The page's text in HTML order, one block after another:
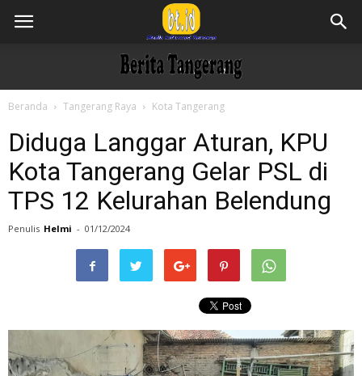
Beranda Tangerang Raya Kota Tangerang
Diduga Langgar Aturan, KPU
Kota Tangerang Gelar PSL di
TPS 12 Kelurahan Belendung
Penulis Helmi - 01/12/2024